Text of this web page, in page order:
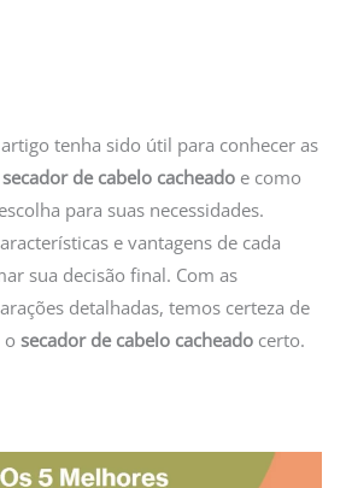
tenha sido útil para conhecer as
secador de cabelo cacheado e como
para suas necessidades.
e vantagens de cada
sua decisão final. Com as
detalhadas, temos certeza de
o secador de cabelo cacheado certo.